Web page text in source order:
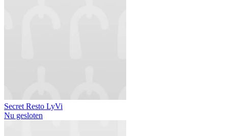
Secret Resto LyVi
Nu gesloten